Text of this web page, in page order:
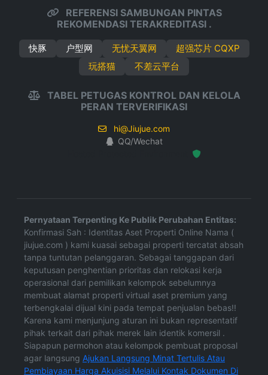
REFERENSI SAMBUNGAN PINTAS
REKOMENDASI TERAKREDITASI .
快豚 户型网 无忧天翼网
超强芯片 CQXP
玩搭猫
不差云平台
TABEL PETUGAS KONTROL DAN KELOLA
PERAN TERVERIFIKASI
hi@Jiujue.com
QQ/Wechat
Pernyataan Terpenting Ke Publik Perubahan Entitas:
Konfirmasi Sah : Identitas Aset Properti Online Nama (
jiujue.com ) kami kuasai sebagai properti tercatat absah
tanpa tuntutan pelanggaran. Sebagai tanggapan dari
keputusan penghentian prioritas dan relokasi kerja
operasional dari pemilikan kelompok sebelumnya
membuat alamat properti virtual aset premium yang
terbengkalai dijual kini pada tempat penjualan bebas!!
Karena kami menjunjung aturan ini bukan representatif
pihak terkait dari pihak merek lain identik komersil .
Siapapun permohon atau kelompok pembuat proposal
agar langsung Ajukan Langsung Minat Tertulis Atau
Pembiayaan Harga Akuisisi Melalui Kontak Dokumen Di